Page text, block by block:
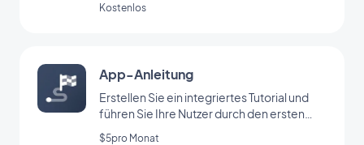
Kostenlos
App-Anleitung
Erstellen Sie ein integriertes Tutorial und
führen Sie Ihre Nutzer durch den ersten
Start Ihrer App
$5pro Monat